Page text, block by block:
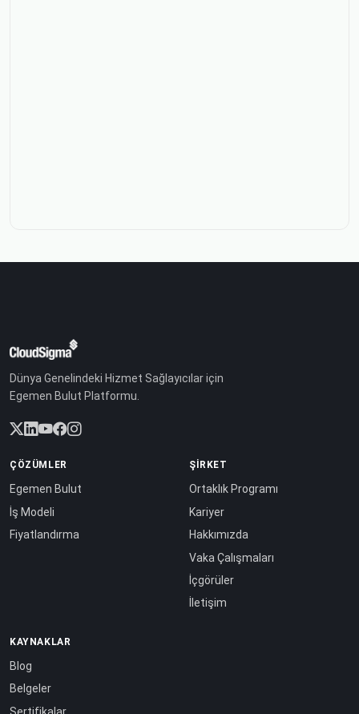
Dünya Genelindeki Hizmet Sağlayıcılar için
Egemen Bulut Platformu.
ÇÖZÜMLER
Egemen Bulut
İş Modeli
Fiyatlandırma
ŞIRKET
Ortaklık Programı
Kariyer
Hakkımızda
Vaka Çalışmaları
İçgörüler
İletişim
KAYNAKLAR
Blog
Belgeler
Sertifikalar